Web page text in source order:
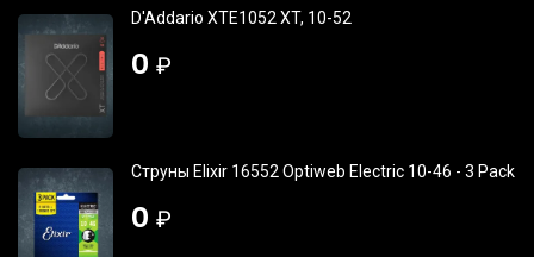
D'Addario XTE1052 XT, 10-52
0 ₽
Струны Elixir 16552 Optiweb Electric 10-46 - 3 Pack
0 ₽